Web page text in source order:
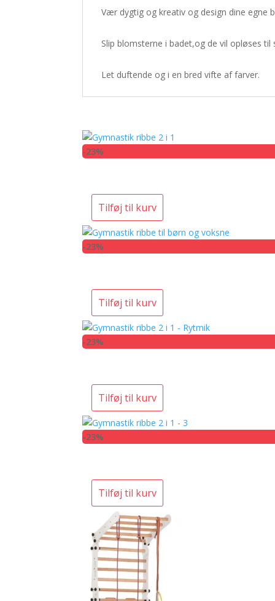
Vær dygtig og kreativ og design dine egne
Slip blomsterne i badet,og de vil opløses
Let duftende og i en bred vifte af farver.
-23%
Tilføj til kurv
-23%
Tilføj til kurv
-23%
Tilføj til kurv
-23%
Tilføj til kurv